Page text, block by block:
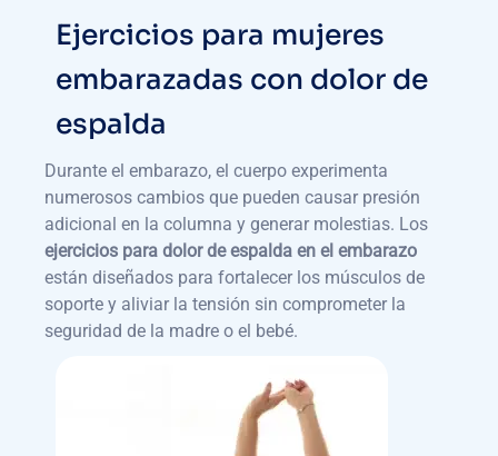
Ejercicios para mujeres
embarazadas con dolor de
espalda
Durante el embarazo, el cuerpo experimenta
numerosos cambios que pueden causar presión
adicional en la columna y generar molestias. Los
ejercicios para dolor de espalda en el embarazo
están diseñados para fortalecer los músculos de
soporte y aliviar la tensión sin comprometer la
seguridad de la madre o el bebé.